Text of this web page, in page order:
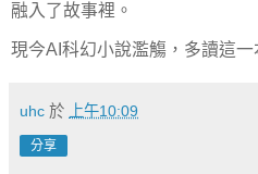
融入了故事裡。
現今AI科幻小說濫觴，多讀這
uhc 於 上午10:09
分享